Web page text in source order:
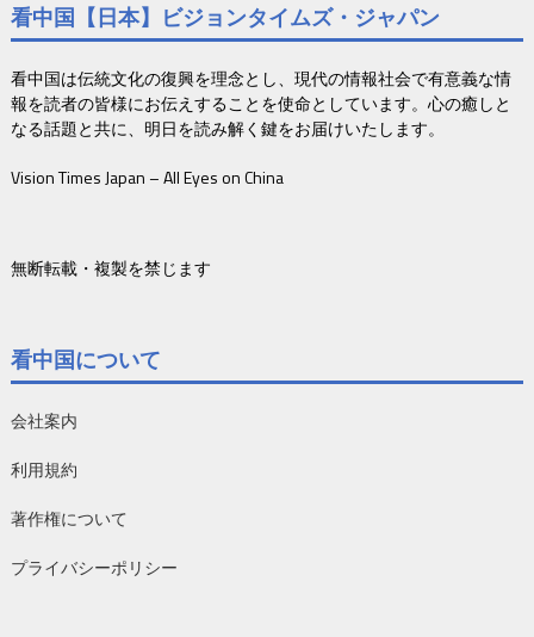
看中国【日本】ビジョンタイムズ・ジャパン
看中国は伝統文化の復興を理念とし、現代の情報社会で有意義な情
報を読者の皆様にお伝えすることを使命としています。心の癒しと
なる話題と共に、明日を読み解く鍵をお届けいたします。
Vision Times Japan – All Eyes on China
無断転載・複製を禁じます
看中国について
会社案内
利用規約
著作権について
プライバシーポリシー